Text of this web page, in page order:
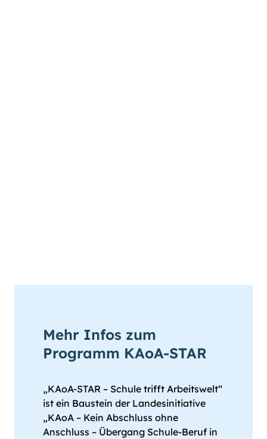
Mehr Infos zum
Programm KAoA-STAR
„KAoA-STAR – Schule trifft Arbeitswelt“
ist ein Baustein der Landesinitiative
„KAoA – Kein Abschluss ohne
Anschluss – Übergang Schule-Beruf in